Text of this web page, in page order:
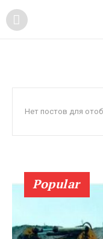
Нет постов для
Popular